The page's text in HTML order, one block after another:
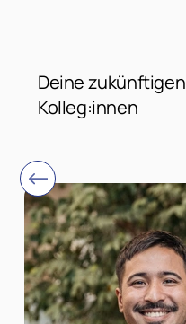
Deine zukünftigen
Kolleg:innen